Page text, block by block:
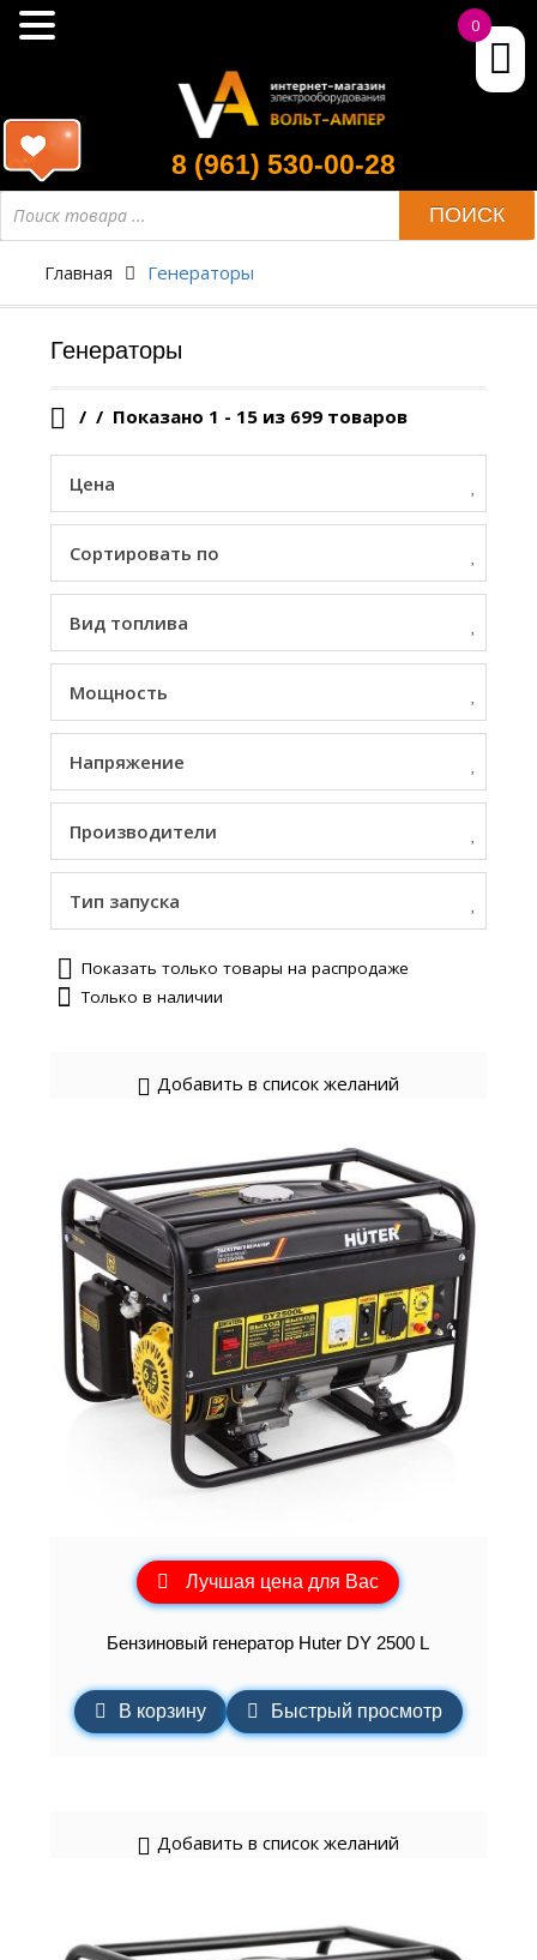
8 (961) 530-00-28
товара
ПОИСК
Главная Генераторы
Генераторы
/ Показано 1 - 15 из 699 товаров
Цена
Сортировать по
Вид топлива
Мощность
Напряжение
Производители
Тип запуска
Показать только товары на распродаже
Только в наличии
Добавить в список желаний
Лучшая цена для Вас
Бензиновый генератор Huter DY 2500 L
В корзину Быстрый просмотр
Добавить в список желаний
0